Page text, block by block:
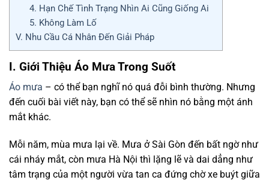
4. Hạn Chế Tình Trạng Nhìn Ai Cũng Giống Ai
5. Không Làm Lố
V. Nhu Cầu Cá Nhân Đến Giải Pháp
I. Giới Thiệu Áo Mưa Trong Suốt
Áo mưa – có thể bạn nghĩ nó quá đỗi bình thường. Nhưng
đến cuối bài viết này, bạn có thể sẽ nhìn nó bằng một ánh
mắt khác.
Mỗi năm, mùa mưa lại về. Mưa ở Sài Gòn đến bất ngờ như
cái nháy mắt, còn mưa Hà Nội thì lặng lẽ và dai dẳng như
tâm trạng của một người vừa tan ca đứng chờ xe buýt giữa